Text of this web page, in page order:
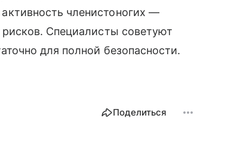
членистоногих —
рисков. Специалисты советуют
для полной безопасности.
Поделиться